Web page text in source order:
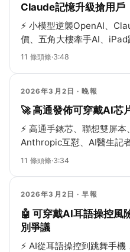
Claude記憶升級搶用戶
⚡ 小模型逆襲OpenAI、
價、五角大樓牽手AI、
飆！
11 條頭條·3:48
2026年3月2日 · 晚報
🚀 高通發佈可穿戴AI
⚡ 高通手錶芯、聯想雙屏本
Anthropic互懟、AI醫生記
中國搶才全球混戰！
11 條頭條·3:34
2026年3月2日 · 早報
🤖 可穿戴AI耳語操控風
別爭議
⚡ AI從耳語操控到跳舞手